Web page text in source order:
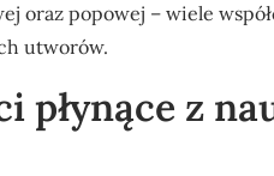
oraz popowej – wiele
utworów.
płynące z